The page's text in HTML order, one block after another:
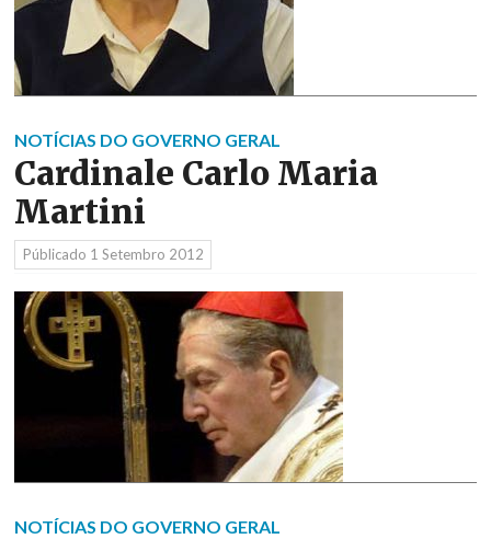
NOTÍCIAS DO GOVERNO GERAL
Cardinale Carlo Maria
Martini
Públicado 1 Setembro 2012
NOTÍCIAS DO GOVERNO GERAL